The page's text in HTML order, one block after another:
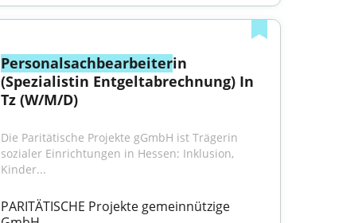
Personalsachbearbeiterin
(Spezialistin Entgeltabrechnung) In
Tz (W/M/D)
Die Paritätische Projekte gGmbH ist Trägerin
sozialer Einrichtungen in Hessen: Inklusion,
Kinder...
PARITÄTISCHE Projekte gemeinnützige